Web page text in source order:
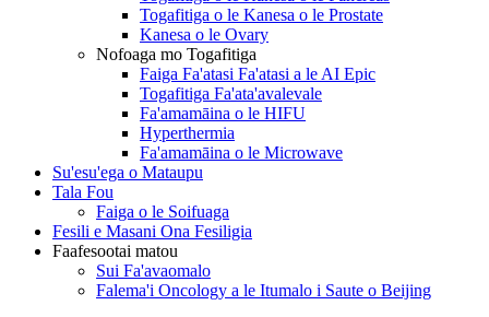
Togafitiga o le Kanesa o le Prostate
Kanesa o le Ovary
Nofoaga mo Togafitiga
Faiga Fa'atasi Fa'atasi a le AI Epic
Togafitiga Fa'ata'avalevale
Fa'amamāina o le HIFU
Hyperthermia
Fa'amamāina o le Microwave
Su'esu'ega o Mataupu
Tala Fou
Faiga o le Soifuaga
Fesili e Masani Ona Fesiligia
Faafesootai matou
Sui Fa'avaomalo
Falema'i Oncology a le Itumalo i Saute o Beijing